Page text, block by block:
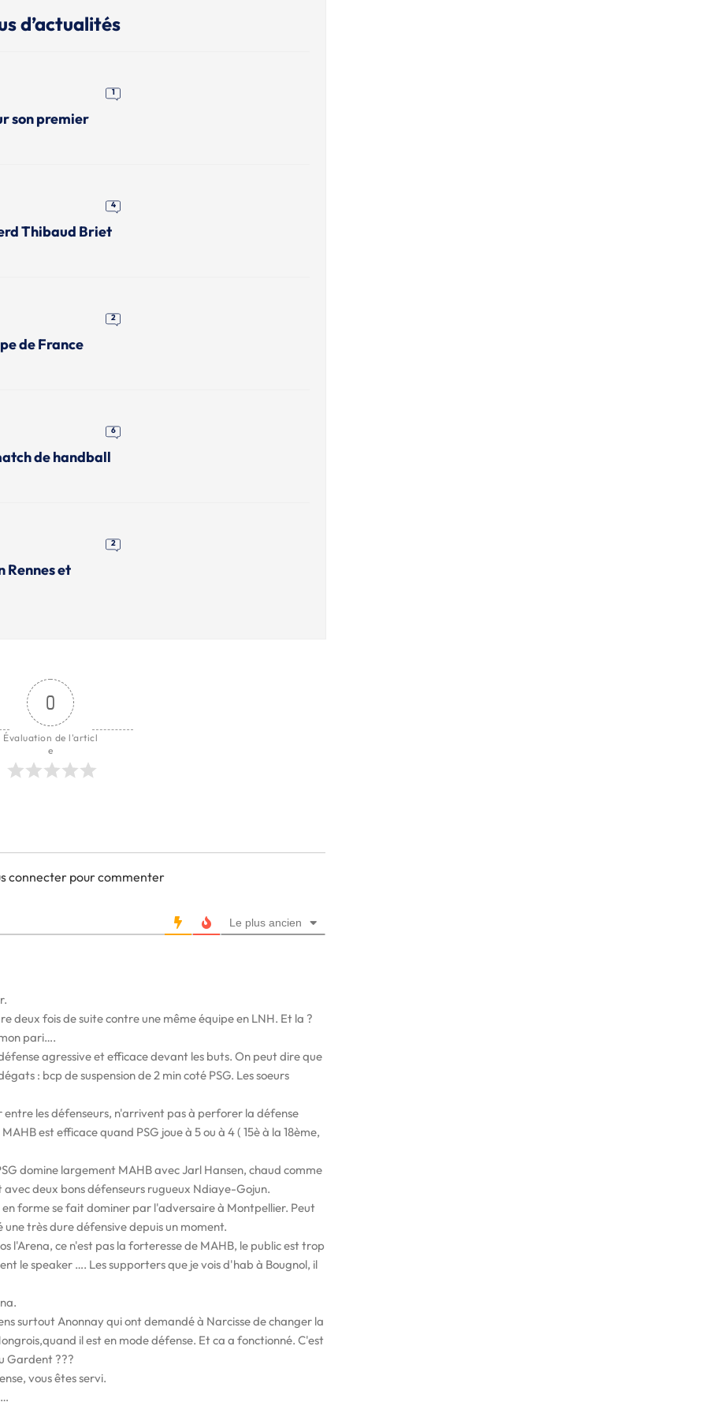
d’actualités
1
son premier
4
Thibaud Briet
2
de France
6
de handball
2
Rennes et
0
Évaluation de l'articl
e
connecter pour commenter
Le plus ancien
deux fois de suite contre une même équipe en LNH. Et la ?
pari….
agressive et efficace devant les buts. On peut dire que
: bcp de suspension de 2 min coté PSG. Les soeurs
entre les défenseurs, n'arrivent pas à perforer la défense
est efficace quand PSG joue à 5 ou à 4 ( 15è à la 18ème,
domine largement MAHB avec Jarl Hansen, chaud comme
deux bons défenseurs rugueux Ndiaye-Gojun.
forme se fait dominer par l'adversaire à Montpellier. Peut
très dure défensive depuis un moment.
l'Arena, ce n'est pas la forteresse de MAHB, le public est trop
le speaker …. Les supporters que je vois d'hab à Bougnol, il
surtout Anonnay qui ont demandé à Narcisse de changer la
il est en mode défense. Et ca a fonctionné. C'est
Gardent ???
vous êtes servi.